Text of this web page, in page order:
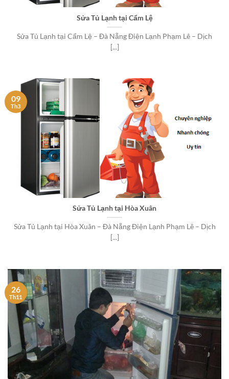
Sửa Tủ Lạnh tại Cẩm Lệ
Sửa Tủ Lạnh tại Cẩm Lệ – Đà Nẵng Điện Lạnh Phạm Lê – Dịch
[...]
Sửa Tủ Lạnh tại Hòa Xuân
Sửa Tủ Lạnh tại Hòa Xuân – Đà Nẵng Điện Lạnh Phạm Lê – Dịch
[...]
09
Th3
26
Th11